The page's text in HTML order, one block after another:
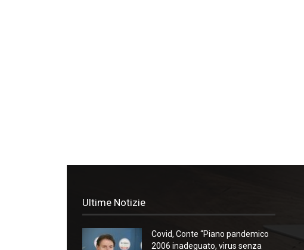
Ultime Notizie
Covid, Conte “Piano pandemico
2006 inadeguato, virus senza